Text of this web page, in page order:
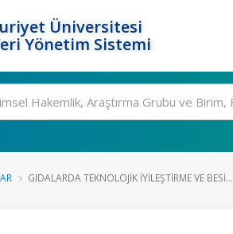
Üniversitesi
Yönetim Sistemi
GIDALARDA TEKNOLOJİK İYİLEŞTİRME VE BESİ...